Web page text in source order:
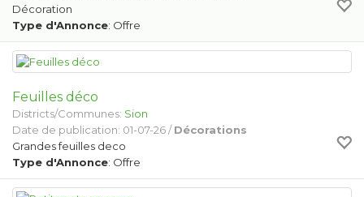
Décoration
Type d'Annonce: Offre
Feuilles déco
Districts/Communes: Sion
Date de publication: 01-07-26 /Décorations
Grandes feuilles deco
Type d'Annonce: Offre